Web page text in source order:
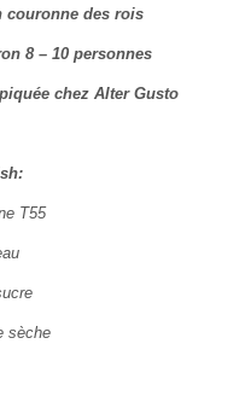
couronne des rois
8 – 10 personnes
chez Alter Gusto
T55
sèche